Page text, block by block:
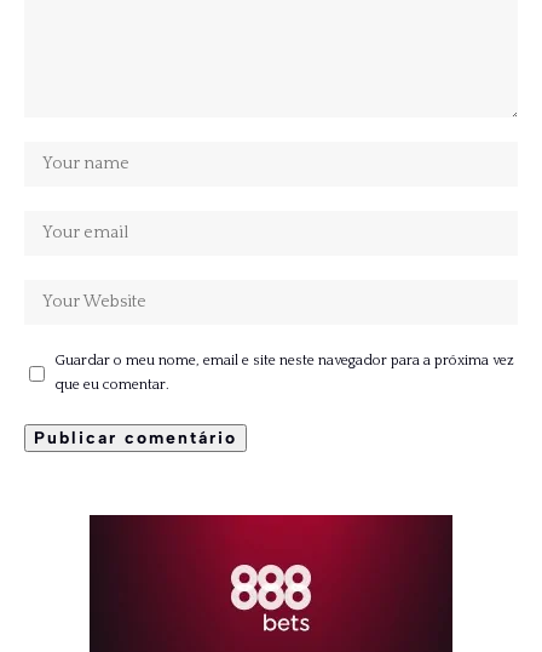
Guardar o meu nome, email e site neste navegador para a próxima vez
que eu comentar.